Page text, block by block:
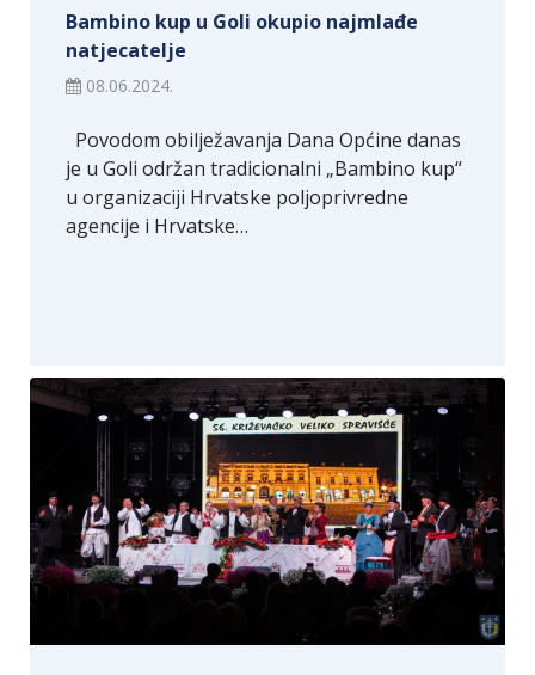
Bambino kup u Goli okupio najmlađe
natjecatelje
08.06.2024.
Povodom obilježavanja Dana Općine danas
je u Goli održan tradicionalni „Bambino kup“
u organizaciji Hrvatske poljoprivredne
agencije i Hrvatske…